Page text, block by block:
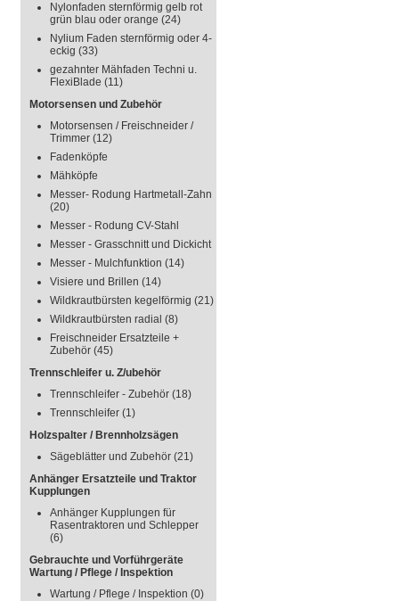
Nylonfaden sternförmig gelb rot
grün blau oder orange (24)
Nylium Faden sternförmig oder 4-
eckig (33)
gezahnter Mähfaden Techni u.
FlexiBlade (11)
Motorsensen und Zubehör
Motorsensen / Freischneider /
Trimmer (12)
Fadenköpfe
Mähköpfe
Messer- Rodung Hartmetall-Zahn
(20)
Messer - Rodung CV-Stahl
Messer - Grasschnitt und Dickicht
Messer - Mulchfunktion (14)
Visiere und Brillen (14)
Wildkrautbürsten kegelförmig (21)
Wildkrautbürsten radial (8)
Freischneider Ersatzteile +
Zubehör (45)
Trennschleifer u. Z/ubehör
Trennschleifer - Zubehör (18)
Trennschleifer (1)
Holzspalter / Brennholzsägen
Sägeblätter und Zubehör (21)
Anhänger Ersatzteile und Traktor
Kupplungen
Anhänger Kupplungen für
Rasentraktoren und Schlepper
(6)
Gebrauchte und Vorführgeräte
Wartung / Pflege / Inspektion
Wartung / Pflege / Inspektion (0)